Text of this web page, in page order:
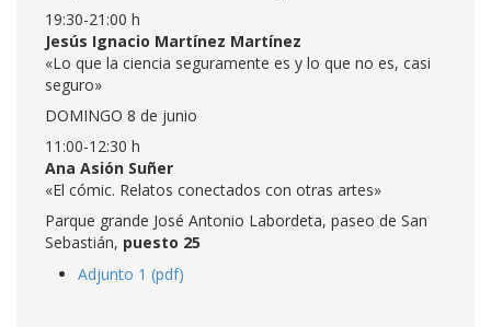
19:30-21:00 h
Jesús Ignacio Martínez Martínez
«Lo que la ciencia seguramente es y lo que no es, casi
seguro»
DOMINGO 8 de junio
11:00-12:30 h
Ana Asión Suñer
«El cómic. Relatos conectados con otras artes»
Parque grande José Antonio Labordeta, paseo de San
Sebastián, puesto 25
Adjunto 1 (pdf)